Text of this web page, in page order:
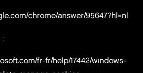
chrome/answer/95647?hl=nl
:
fr-fr/help/17442/windows-